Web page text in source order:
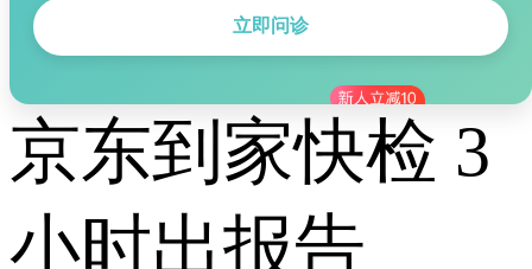
立即问诊
京东到家快检 3
小时出报告